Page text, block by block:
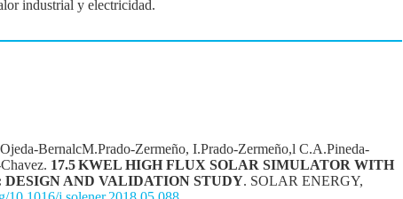
industrial y electricidad.
BernalcM.Prado-Zermeño, I.Prado-Zermeño,l C.A.Pineda-
17.5 KWEL HIGH FLUX SOLAR SIMULATOR WITH
AND VALIDATION STUDY. SOLAR ENERGY,